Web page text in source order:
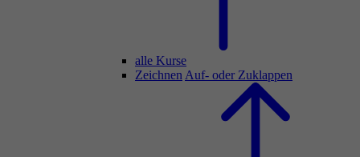
alle Kurse
Zeichnen Auf- oder Zuklappen